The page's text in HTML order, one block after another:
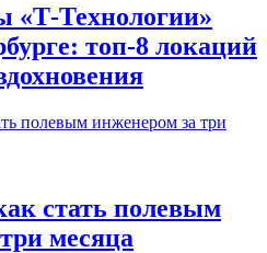
«Т-Технологии»
топ-8 локаций
стать полевым
месяца